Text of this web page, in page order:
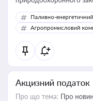
Паливно-
Агропромисловий
Акцизний податок
Про що тема: Про